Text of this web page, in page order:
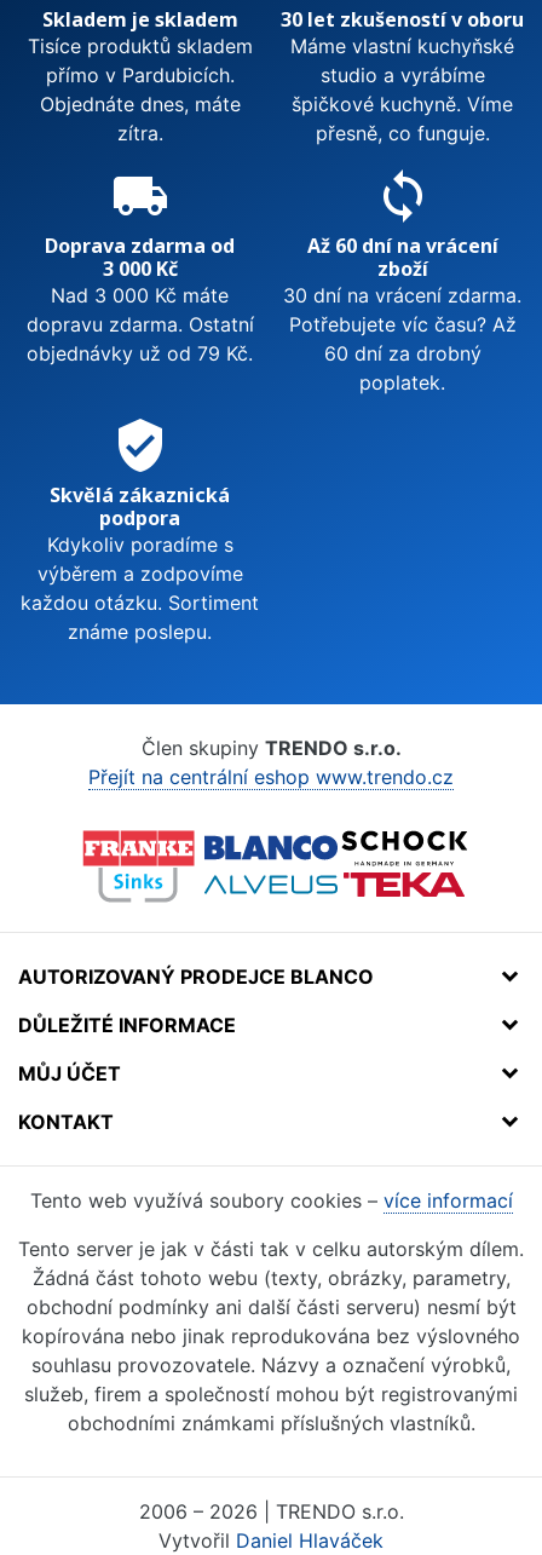
Skladem je skladem
Tisíce produktů skladem
přímo v Pardubicích.
Objednáte dnes, máte
zítra.
30 let zkušeností v oboru
Máme vlastní kuchyňské
studio a vyrábíme
špičkové kuchyně. Víme
přesně, co funguje.
local_shipping
Doprava zdarma od
3 000 Kč
Nad 3 000 Kč máte
dopravu zdarma. Ostatní
objednávky už od 79 Kč.
sync
Až 60 dní na vrácení
zboží
30 dní na vrácení zdarma.
Potřebujete víc času? Až
60 dní za drobný
poplatek.
verified_user
Skvělá zákaznická
podpora
Kdykoliv poradíme s
výběrem a zodpovíme
každou otázku. Sortiment
známe poslepu.
Člen skupiny TRENDO s.r.o.
Přejít na centrální eshop www.trendo.cz
AUTORIZOVANÝ PRODEJCE BLANCO
DŮLEŽITÉ INFORMACE
MŮJ ÚČET
KONTAKT
Tento web využívá soubory cookies – více informací
Tento server je jak v části tak v celku autorským dílem.
Žádná část tohoto webu (texty, obrázky, parametry,
obchodní podmínky ani další části serveru) nesmí být
kopírována nebo jinak reprodukována bez výslovného
souhlasu provozovatele. Názvy a označení výrobků,
služeb, firem a společností mohou být registrovanými
obchodními známkami příslušných vlastníků.
2006 – 2026 | TRENDO s.r.o.
Vytvořil Daniel Hlaváček